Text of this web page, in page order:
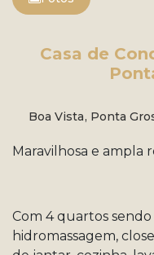
Casa de
Boa Vista, Ponta
Maravilhosa e ampla
Com 4 quartos
hidromassagem,